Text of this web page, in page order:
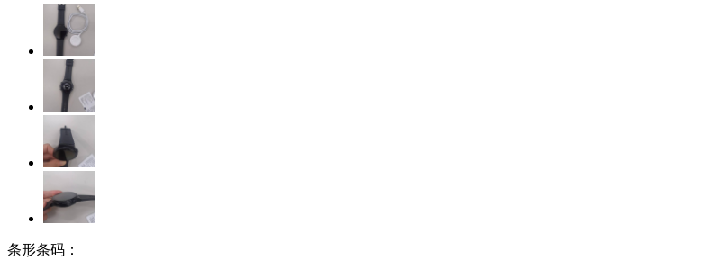
条形条码：